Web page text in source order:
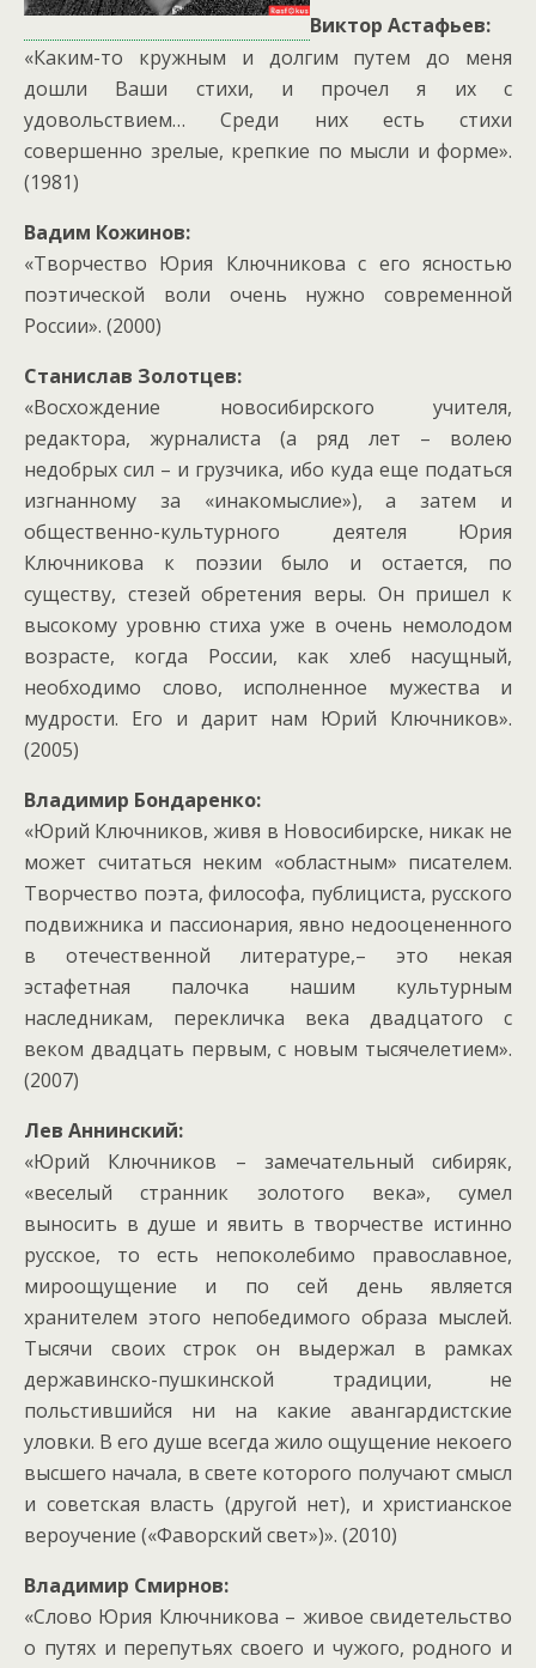
Виктор Астафьев:
«Каким-то кружным и долгим путем до меня
дошли Ваши стихи, и прочел я их с
удовольствием… Среди них есть стихи
совершенно зрелые, крепкие по мысли и форме».
(1981)
Вадим Кожинов:
«Творчество Юрия Ключникова с его ясностью
поэтической воли очень нужно современной
России». (2000)
Станислав Золотцев:
«Восхождение новосибирского учителя,
редактора, журналиста (а ряд лет – волею
недобрых сил – и грузчика, ибо куда еще податься
изгнанному за «инакомыслие»), а затем и
общественно-культурного деятеля Юрия
Ключникова к поэзии было и остается, по
существу, стезей обретения веры. Он пришел к
высокому уровню стиха уже в очень немолодом
возрасте, когда России, как хлеб насущный,
необходимо слово, исполненное мужества и
мудрости. Его и дарит нам Юрий Ключников».
(2005)
Владимир Бондаренко:
«Юрий Ключников, живя в Новосибирске, никак не
может считаться неким «областным» писателем.
Творчество поэта, философа, публициста, русского
подвижника и пассионария, явно недооцененного
в отечественной литературе,– это некая
эстафетная палочка нашим культурным
наследникам, перекличка века двадцатого с
веком двадцать первым, с новым тысячелетием».
(2007)
Лев Аннинский:
«Юрий Ключников – замечательный сибиряк,
«веселый странник золотого века», сумел
выносить в душе и явить в творчестве истинно
русское, то есть непоколебимо православное,
мироощущение и по сей день является
хранителем этого непобедимого образа мыслей.
Тысячи своих строк он выдержал в рамках
державинско-пушкинской традиции, не
польстившийся ни на какие авангардистские
уловки. В его душе всегда жило ощущение некоего
высшего начала, в свете которого получают смысл
и советская власть (другой нет), и христианское
вероучение («Фаворский свет»)». (2010)
Владимир Смирнов:
«Слово Юрия Ключникова – живое свидетельство
о путях и перепутьях своего и чужого, родного и